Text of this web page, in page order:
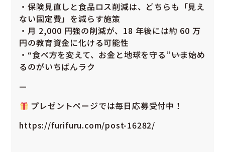
・保険見直しと食品ロス削減は、どちらも「見え
ない固定費」を減らす施策
・月 2,000 円強の削減が、18 年後には約 60 万
円の教育資金に化ける可能性
・“食べ方を変えて、お金と地球を守る”――いま始め
るのがいちばんラク
—
プレゼントページでは毎日応募受付中！
https://furifuru.com/post-16282/